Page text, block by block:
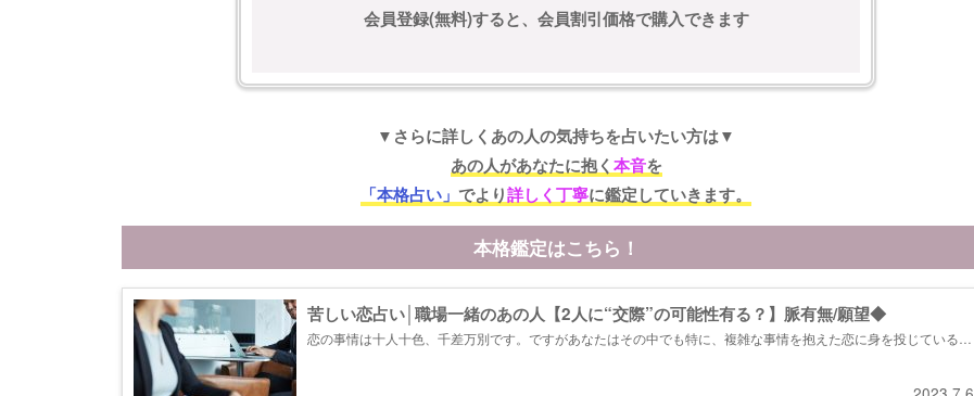
会員登録(無料)すると、会員割引価格で購入できます
▼さらに詳しくあの人の気持ちを占いたい方は▼
あの人があなたに抱く本音を
「本格占い」 でより詳しく丁寧に鑑定していきます。
本格鑑定はこちら！
苦しい恋占い│職場一緒のあの人【2人に“交際”の可能性有る？】脈有無/願望◆
恋の事情は十人十色、千差万別です。ですがあなたはその中でも特に、複雑な事情を抱えた恋に身を投じているよ